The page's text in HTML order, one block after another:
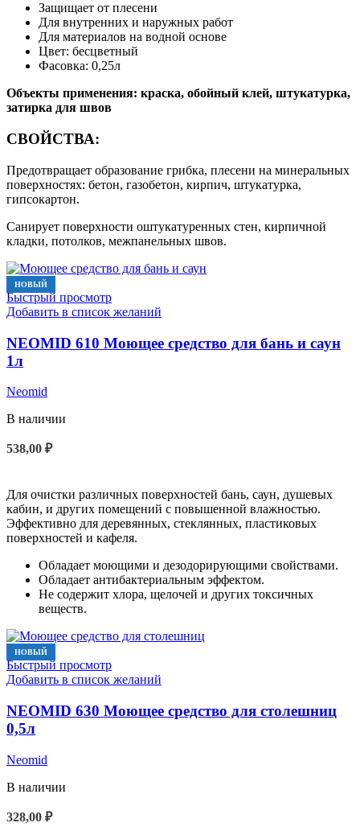
Защищает от плесени
Для внутренних и наружных работ
Для материалов на водной основе
Цвет: бесцветный
Фасовка: 0,25л
Объекты применения: краска, обойный клей, штукатурка,
затирка для швов
СВОЙСТВА:
Предотвращает образование грибка, плесени на минеральных
поверхностях: бетон, газобетон, кирпич, штукатурка,
гипсокартон.
Санирует поверхности оштукатуренных стен, кирпичной
кладки, потолков, межпанельных швов.
НОВЫЙ
Быстрый просмотр
Добавить в список желаний
NEOMID 610 Моющее средство для бань и саун
1л
Neomid
В наличии
538,00 ₽
Для очистки различных поверхностей бань, саун, душевых
кабин, и других помещений с повышенной влажностью.
Эффективно для деревянных, стеклянных, пластиковых
поверхностей и кафеля.
Обладает моющими и дезодорирующими свойствами.
Обладает антибактериальным эффектом.
Не содержит хлора, щелочей и других токсичных
веществ.
НОВЫЙ
Быстрый просмотр
Добавить в список желаний
NEOMID 630 Моющее средство для столешниц
0,5л
Neomid
В наличии
328,00 ₽